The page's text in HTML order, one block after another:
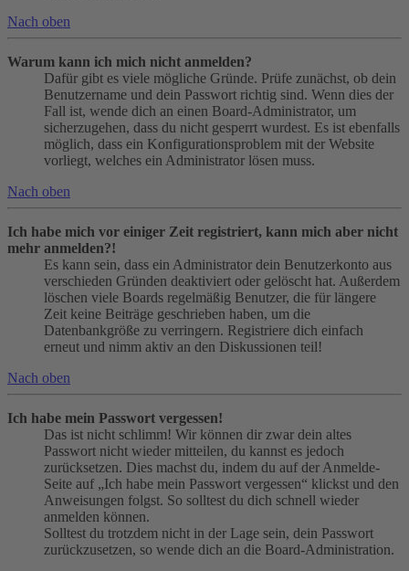
Nach oben
Warum kann ich mich nicht anmelden?
Dafür gibt es viele mögliche Gründe. Prüfe zunächst, ob dein
Benutzername und dein Passwort richtig sind. Wenn dies der
Fall ist, wende dich an einen Board-Administrator, um
sicherzugehen, dass du nicht gesperrt wurdest. Es ist ebenfalls
möglich, dass ein Konfigurationsproblem mit der Website
vorliegt, welches ein Administrator lösen muss.
Nach oben
Ich habe mich vor einiger Zeit registriert, kann mich aber nicht
mehr anmelden?!
Es kann sein, dass ein Administrator dein Benutzerkonto aus
verschieden Gründen deaktiviert oder gelöscht hat. Außerdem
löschen viele Boards regelmäßig Benutzer, die für längere
Zeit keine Beiträge geschrieben haben, um die
Datenbankgröße zu verringern. Registriere dich einfach
erneut und nimm aktiv an den Diskussionen teil!
Nach oben
Ich habe mein Passwort vergessen!
Das ist nicht schlimm! Wir können dir zwar dein altes
Passwort nicht wieder mitteilen, du kannst es jedoch
zurücksetzen. Dies machst du, indem du auf der Anmelde-
Seite auf „Ich habe mein Passwort vergessen“ klickst und den
Anweisungen folgst. So solltest du dich schnell wieder
anmelden können.
Solltest du trotzdem nicht in der Lage sein, dein Passwort
zurückzusetzen, so wende dich an die Board-Administration.